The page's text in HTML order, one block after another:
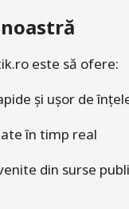
este să ofere:
și ușor de
în timp real
din surse